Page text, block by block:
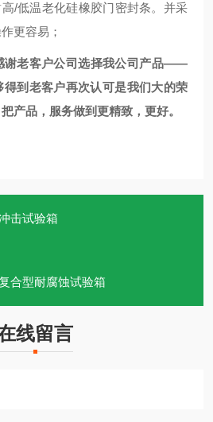
/低温老化硅橡胶门密封条。并采
更容易；
谢老客户公司选择我公司产品——
到老客户再次认可是我们大的荣
产品，服务做到更精致，更好。
击试验箱
合型耐腐蚀试验箱
线留言